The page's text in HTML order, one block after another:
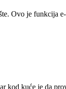
Ovo je funkcija
kod kuće je da